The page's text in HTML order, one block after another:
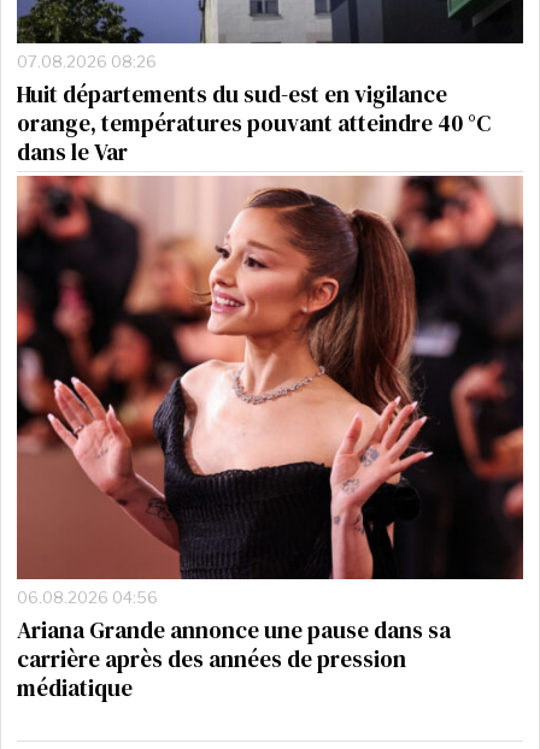
07.08.2026 08:26
Huit départements du sud-est en vigilance
orange, températures pouvant atteindre 40 °C
dans le Var
06.08.2026 04:56
Ariana Grande annonce une pause dans sa
carrière après des années de pression
médiatique